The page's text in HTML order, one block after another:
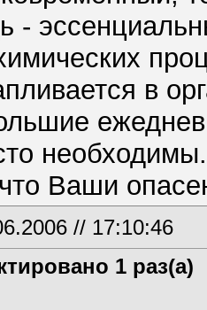
-
в
Ваши
// 17:10:46
1 раз(а)